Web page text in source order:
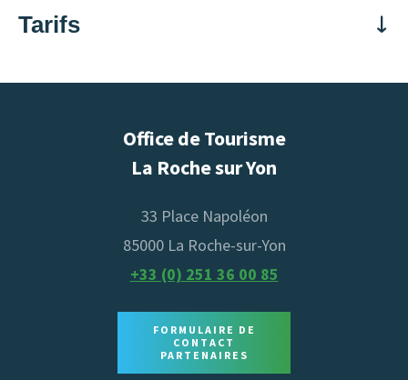
Toutes les périodes d'ouverture sont passées. Merci de
Tarifs
Moyens de paiement
CARTES BANCAIRES ESPÈCES
Office de Tourisme
La Roche sur Yon
33 Place Napoléon
85000 La Roche-sur-Yon
+33 (0) 251 36 00 85
FORMULAIRE DE
CONTACT
PARTENAIRES